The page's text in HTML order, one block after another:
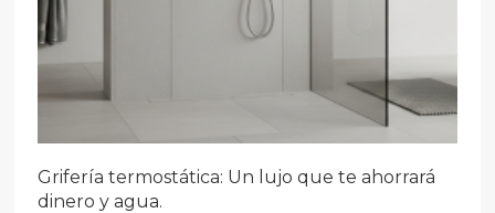
Grifería termostática: Un lujo que te ahorrará
dinero y agua.